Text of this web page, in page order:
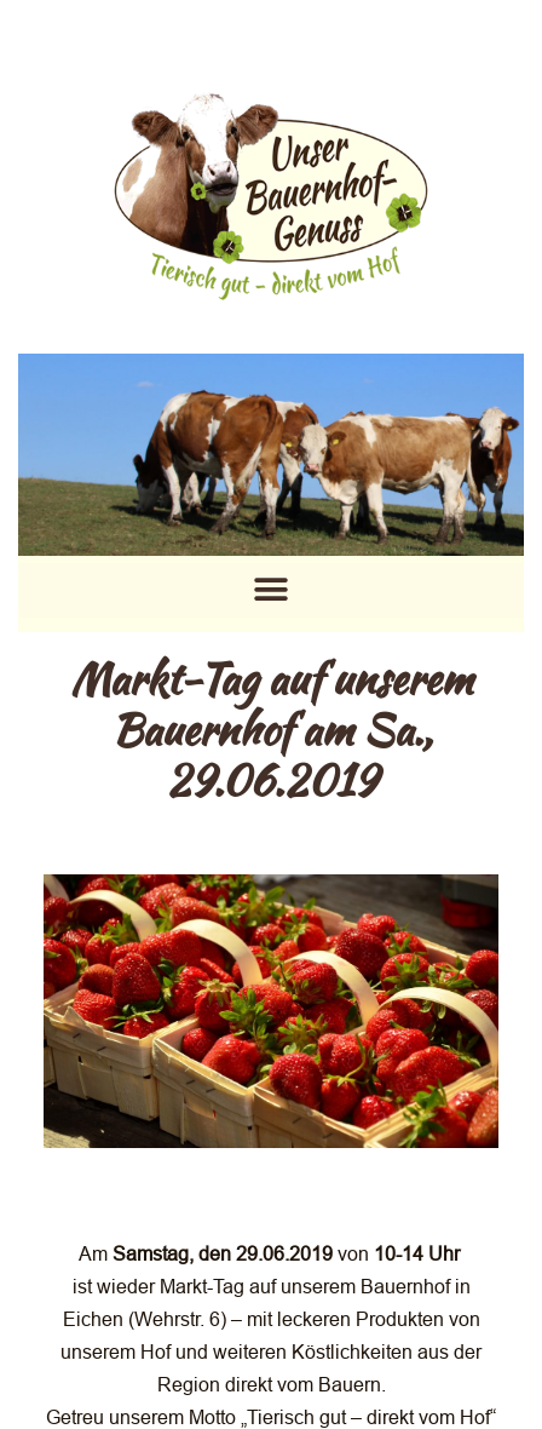
Markt-Tag auf unserem
Bauernhof am Sa.,
29.06.2019
Am Samstag, den 29.06.2019von 10-14 Uhr
ist wieder Markt-Tag auf unserem Bauernhof in
Eichen (Wehrstr. 6) – mit leckeren Produkten von
unserem Hof und weiteren Köstlichkeiten aus der
Region direkt vom Bauern.
Getreu unserem Motto „Tierisch gut – direkt vom Hof“